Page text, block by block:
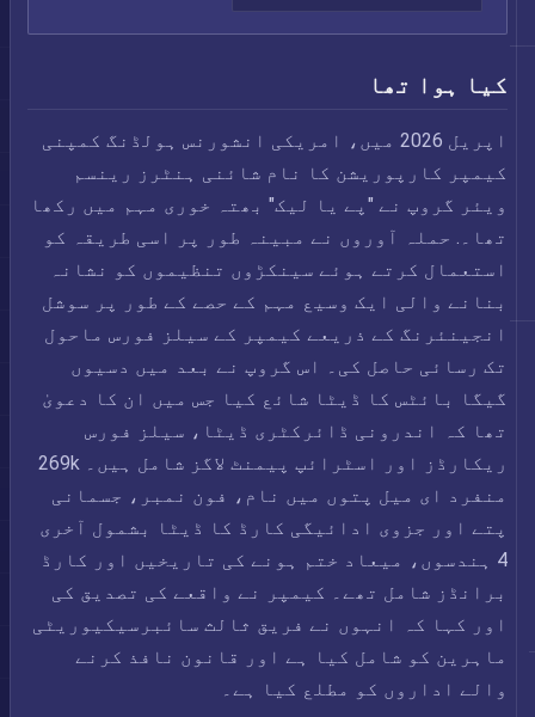
کیا ہوا تھا
اپریل 2026 میں، امریکی انشورنس ہولڈنگ کمپنی
کیمپر کارپوریشن کا نام شائنی ہنٹرز رینسم
ویئر گروپ نے "پے یا لیک" بھتہ خوری مہم میں رکھا
تھا۔. حملہ آوروں نے مبینہ طور پر اسی طریقہ کو
استعمال کرتے ہوئے سینکڑوں تنظیموں کو نشانہ
بنانے والی ایک وسیع مہم کے حصے کے طور پر سوشل
انجینئرنگ کے ذریعے کیمپر کے سیلز فورس ماحول
تک رسائی حاصل کی۔ اس گروپ نے بعد میں دسیوں
گیگا بائٹس کا ڈیٹا شائع کیا جس میں ان کا دعویٰ
تھا کہ اندرونی ڈائرکٹری ڈیٹا، سیلز فورس
ریکارڈز اور اسٹرائپ پیمنٹ لاگز شامل ہیں۔ 269k
منفرد ای میل پتوں میں نام، فون نمبر، جسمانی
پتے اور جزوی ادائیگی کارڈ کا ڈیٹا بشمول آخری
4 ہندسوں، میعاد ختم ہونے کی تاریخیں اور کارڈ
برانڈز شامل تھے۔ کیمپر نے واقعے کی تصدیق کی
اور کہا کہ انہوں نے فریق ثالث سائبرسیکیوریٹی
ماہرین کو شامل کیا ہے اور قانون نافذ کرنے
والے اداروں کو مطلع کیا ہے۔